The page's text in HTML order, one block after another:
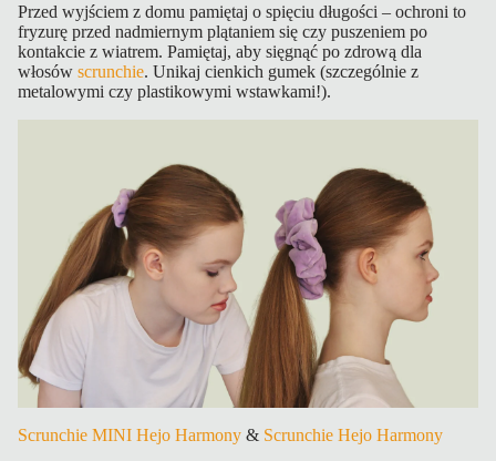
Przed wyjściem z domu pamiętaj o spięciu długości – ochroni to
fryzurę przed nadmiernym plątaniem się czy puszeniem po
kontakcie z wiatrem. Pamiętaj, aby sięgnąć po zdrową dla
włosów scrunchie. Unikaj cienkich gumek (szczególnie z
metalowymi czy plastikowymi wstawkami!).
Scrunchie MINI Hejo Harmony & Scrunchie Hejo Harmony